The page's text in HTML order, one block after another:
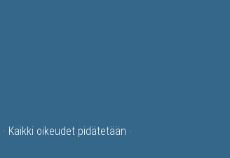
· Kaikki oikeudet pidätetään ·